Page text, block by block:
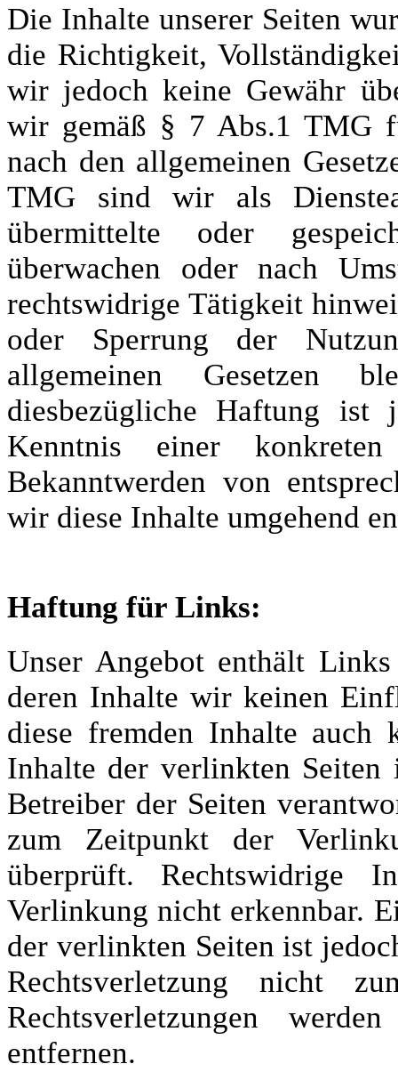
Die Inhalte unserer Seiten
die Richtigkeit,
wir jedoch keine Gewähr
wir gemäß § 7 Abs.1 TMG
nach den allgemeinen
TMG sind wir als
übermittelte oder
überwachen oder nach
rechtswidrige Tätigkeit
oder Sperrung der
allgemeinen Gesetzen
diesbezügliche Haftung
Kenntnis einer
Bekanntwerden von
wir diese Inhalte umgehend
Haftung für Links:
Unser Angebot enthält
deren Inhalte wir keinen
diese fremden Inhalte auch
Inhalte der verlinkten
Betreiber der Seiten
zum Zeitpunkt der
überprüft. Rechtswidrige
Verlinkung nicht erkennbar.
der verlinkten Seiten ist
Rechtsverletzung nicht
Rechtsverletzungen
entfernen.